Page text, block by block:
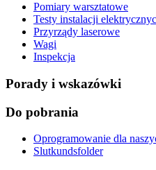
Pomiary warsztatowe
Testy instalacji
Przyrządy laserowe
Wagi
Inspekcja
Porady i wskazówki
Do pobrania
Oprogramowanie dla
Slutkundsfolder